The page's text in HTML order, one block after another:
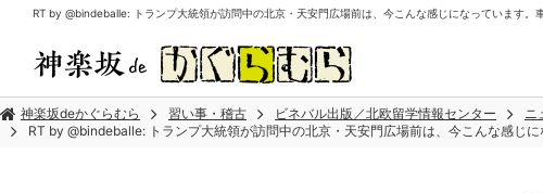
RT by @bindeballe: トランプ大統領が訪問中の北京・天安門広場前は、今こんな感じになっています
神楽坂deかぐらむら 習い事・稽古 ビネバル出版／北欧留学情報センター
ニ
RT by @bindeballe: トランプ大統領が訪問中の北京・天安門広場前は、今こんな感じ